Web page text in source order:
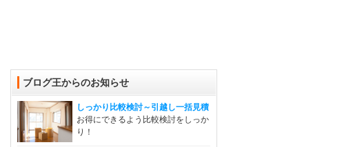
ブログ王からのお知らせ
しっかり比較検討～引越し一括見積
お得にできるよう比較検討をしっか
り！